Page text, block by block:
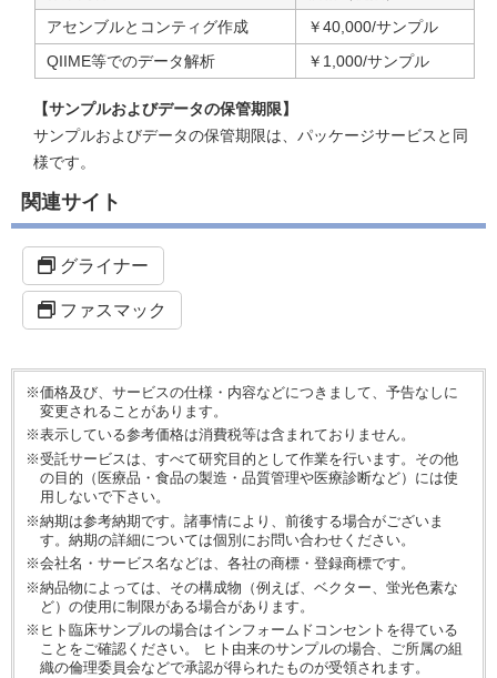
アセンブルとコンティグ作成
￥40,000/サンプル
QIIME等でのデータ解析
￥1,000/サンプル
【サンプルおよびデータの保管期限】
サンプルおよびデータの保管期限は、パッケージサービスと同
様です。
関連サイト
グライナー
ファスマック
※価格及び、サービスの仕様・内容などにつきまして、予告なしに
変更されることがあります。
※表示している参考価格は消費税等は含まれておりません。
※受託サービスは、すべて研究目的として作業を行います。その他
の目的（医療品・食品の製造・品質管理や医療診断など）には使
用しないで下さい。
※納期は参考納期です。諸事情により、前後する場合がございま
す。納期の詳細については個別にお問い合わせください。
※会社名・サービス名などは、各社の商標・登録商標です。
※納品物によっては、その構成物（例えば、ベクター、蛍光色素な
ど）の使用に制限がある場合があります。
※ヒト臨床サンプルの場合はインフォームドコンセントを得ている
ことをご確認ください。 ヒト由来のサンプルの場合、ご所属の組
織の倫理委員会などで承認が得られたものが受領されます。